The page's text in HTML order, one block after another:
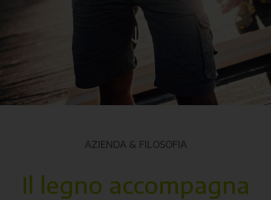
AZIENDA & FILOSOFIA
Il legno accompagna